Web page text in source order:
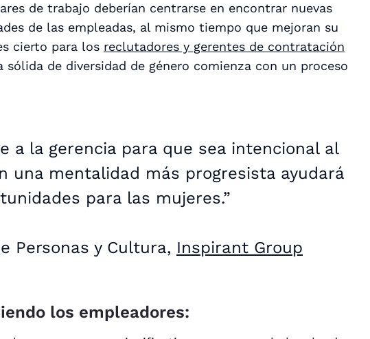
de trabajo deberían centrarse en encontrar nuevas
de las empleadas, al mismo tiempo que mejoran su
cierto para los reclutadores y gerentes de contratación
sólida de diversidad de género comienza con un proceso
a la gerencia para que sea intencional al
una mentalidad más progresista ayudará
para las mujeres.”
Personas y Cultura, Inspirant Group
los empleadores: